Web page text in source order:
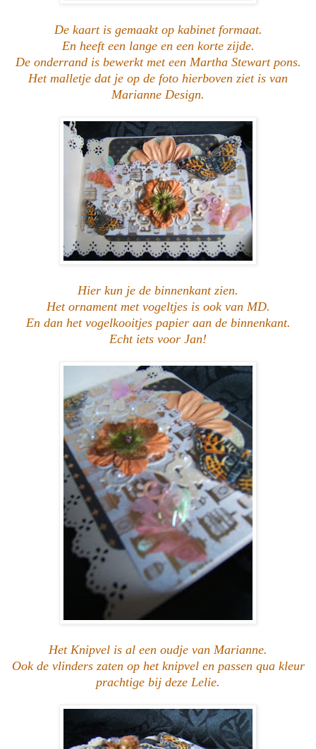
De kaart is gemaakt op kabinet formaat.
En heeft een lange en een korte zijde.
De onderrand is bewerkt met een Martha Stewart pons.
Het malletje dat je op de foto hierboven ziet is van
Marianne Design.
Hier kun je de binnenkant zien.
Het ornament met vogeltjes is ook van MD.
En dan het vogelkooitjes papier aan de binnenkant.
Echt iets voor Jan!
Het Knipvel is al een oudje van Marianne.
Ook de vlinders zaten op het knipvel en passen qua kleur
prachtige bij deze Lelie.